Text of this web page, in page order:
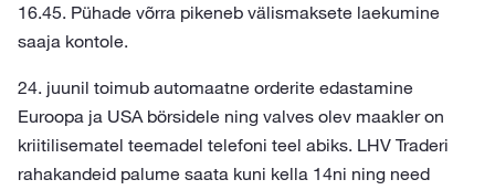
16.45. Pühade võrra pikeneb välismaksete laekumine
saaja kontole.
24. juunil toimub automaatne orderite edastamine
Euroopa ja USA börsidele ning valves olev maakler on
kriitilisematel teemadel telefoni teel abiks. LHV Traderi
rahakandeid palume saata kuni kella 14ni ning need